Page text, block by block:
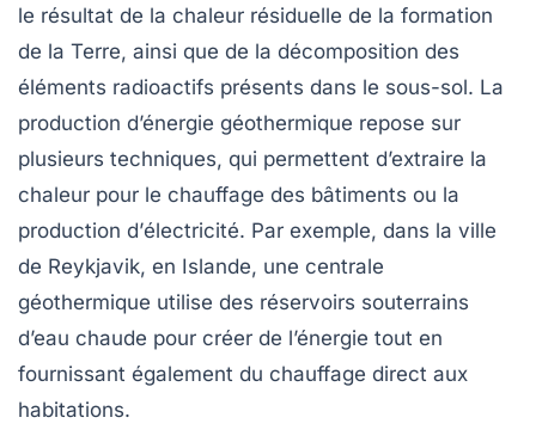
le résultat de la chaleur résiduelle de la formation
de la Terre, ainsi que de la décomposition des
éléments radioactifs présents dans le sous-sol. La
production d’énergie géothermique repose sur
plusieurs techniques, qui permettent d’extraire la
chaleur pour le chauffage des bâtiments ou la
production d’électricité. Par exemple, dans la ville
de Reykjavik, en Islande, une centrale
géothermique utilise des réservoirs souterrains
d’eau chaude pour créer de l’énergie tout en
fournissant également du chauffage direct aux
habitations.